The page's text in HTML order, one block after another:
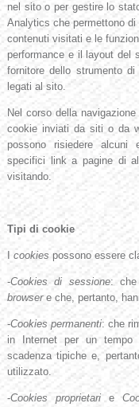
nel sito o per gestire lo
Analytics che permettono
contenuti visitati e le
performance e il layout del
fornitore dello strumento
legati al sito.
Nel corso della
cookie inviati da siti o da
possono risiedere alcuni
specifici link a pagine di
visitando.
Tipi di cookie
cookies possono essere
-Cookies di sessione: che
browsere che, pertanto,
-Cookies permanenti: che
in Internet per un tempo
scadenza tipiche e,
utilizzato.
-Cookies proprietarie